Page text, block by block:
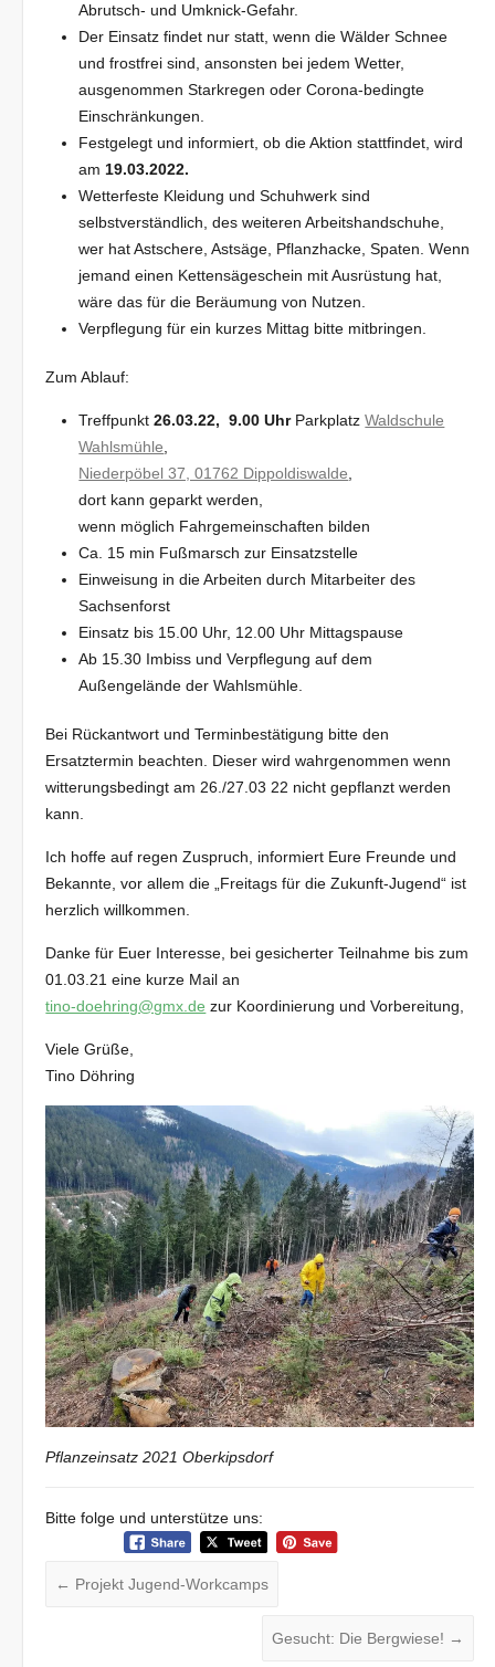
Abrutsch- und Umknick-Gefahr.
Der Einsatz findet nur statt, wenn die Wälder Schnee
und frostfrei sind, ansonsten bei jedem Wetter,
ausgenommen Starkregen oder Corona-bedingte
Einschränkungen.
Festgelegt und informiert, ob die Aktion stattfindet, wird
am 19.03.2022.
Wetterfeste Kleidung und Schuhwerk sind
selbstverständlich, des weiteren Arbeitshandschuhe,
wer hat Astschere, Astsäge, Pflanzhacke, Spaten. Wenn
jemand einen Kettensägeschein mit Ausrüstung hat,
wäre das für die Beräumung von Nutzen.
Verpflegung für ein kurzes Mittag bitte mitbringen.
Zum Ablauf:
Treffpunkt26.03.22, 9.00 UhrParkplatzWaldschule
Wahlsmühle
Niederpöbel 37, 01762 Dippoldiswalde
dort kann geparkt werden,
wenn möglich Fahrgemeinschaften bilden
Ca. 15 min Fußmarsch zur Einsatzstelle
Einweisung in die Arbeiten durch Mitarbeiter des
Sachsenforst
Einsatz bis 15.00 Uhr, 12.00 Uhr Mittagspause
Ab 15.30 Imbiss und Verpflegung auf dem
Außengelände der Wahlsmühle.
Bei Rückantwort und Terminbestätigung bitte den
Ersatztermin beachten. Dieser wird wahrgenommen wenn
witterungsbedingt am 26./27.03 22 nicht gepflanzt werden
kann.
Ich hoffe auf regen Zuspruch, informiert Eure Freunde und
Bekannte, vor allem die „Freitags für die Zukunft-Jugend“ ist
herzlich willkommen.
Danke für Euer Interesse, bei gesicherter Teilnahme bis zum
01.03.21 eine kurze Mail an
tino-doehring@gmx.de zur Koordinierung und Vorbereitung,
Viele Grüße,
Tino Döhring
Pflanzeinsatz 2021 Oberkipsdorf
Bitte folge und unterstütze uns:
← Projekt Jugend-Workcamps
Gesucht: Die Bergwiese! →